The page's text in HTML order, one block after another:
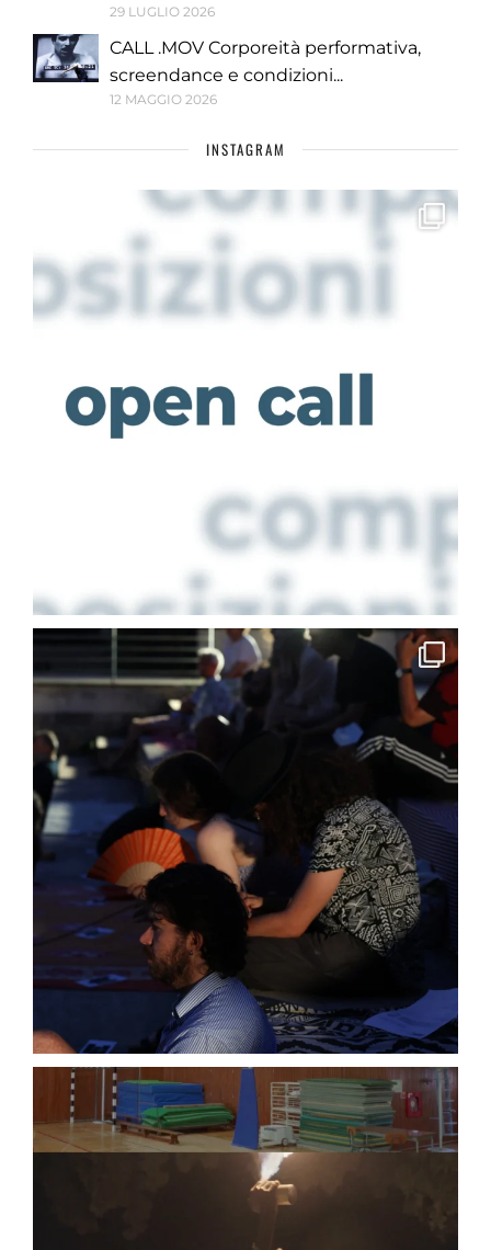
29 LUGLIO 2026
CALL .MOV Corporeità performativa,
screendance e condizioni...
12 MAGGIO 2026
INSTAGRAM